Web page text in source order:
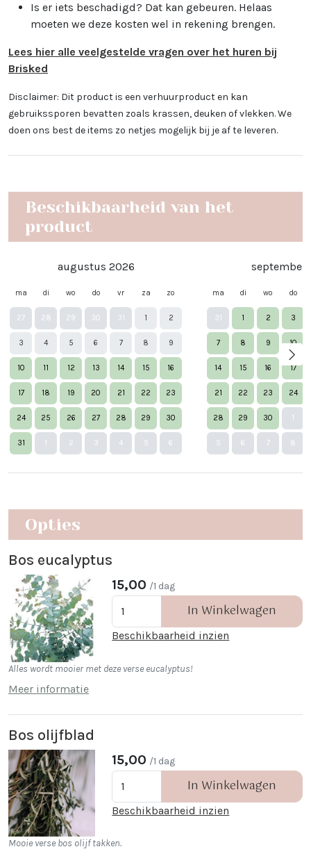
Is er iets beschadigd? Dat kan gebeuren. Helaas
moeten we deze kosten wel in rekening brengen.
Lees hier alle veelgestelde vragen over het huren bij
Brisked
Disclaimer: Dit product is een verhuurproduct en kan
gebruikssporen bevatten zoals krassen, deuken of vlekken. We
doen ons best de items zo netjes mogelijk bij je af te leveren.
Beschikbaarheid van het
product
augustus 2026
ma di wo do vr za zo
27 28 29 30 31 1 2
3 4 5 6 7 8 9
10 11 12 13 14 15 16
17 18 19 20 21 22 23
24 25 26 27 28 29 30
31 2 3 4 5 6
september
ma di wo do
31 1 2 3
7 8 9 10
14 15 16 17
21 22 23 24
28 29 30
5 6 7 8
Opties
Bos eucalyptus
15,00 /1 dag
In Winkelwagen
Beschikbaarheid inzien
Alles wordt mooier met deze verse eucalyptus!
Meer informatie
Bos olijfblad
15,00 /1 dag
In Winkelwagen
Beschikbaarheid inzien
Mooie verse bos olijf takken.